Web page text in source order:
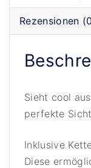
Rezensionen
Sieht cool
perfekte
Inklusive
Diese